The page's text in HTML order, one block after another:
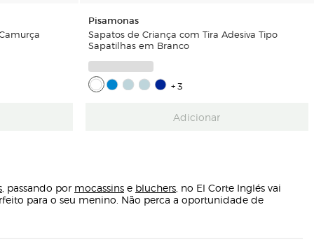
Pisamonas
Sapatos de Criança com Tira Adesiva Tipo
Sapatilhas em Branco
+3
Adicionar
, passando por mocassins e bluchers , no El Corte Inglés vai
para o seu menino. Não perca a oportunidade de